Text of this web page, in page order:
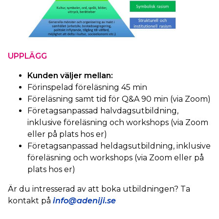
UPPLÄGG
Kunden väljer mellan:
Förinspelad föreläsning 45 min
Föreläsning samt tid för Q&A 90 min (via Zoom)
Företagsanpassad halvdagsutbildning,
inklusive föreläsning och workshops (via Zoom
eller på plats hos er)
Företagsanpassad heldagsutbildning, inklusive
föreläsning och workshops (via Zoom eller på
plats hos er)
Är du intresserad av att boka utbildningen? Ta
kontakt på info@adeniji.se